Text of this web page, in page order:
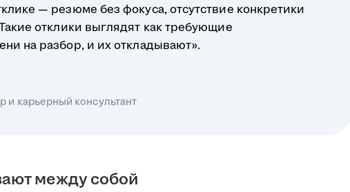
— резюме без фокуса, отсутствие конкретики
отклики выглядят как требующие
на разбор, и их откладывают».
и карьерный консультант
между собой